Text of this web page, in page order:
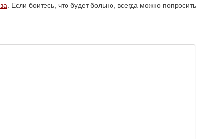
. Если боитесь, что будет больно, всегда можно попросить